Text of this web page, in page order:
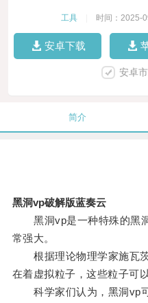
工具 时间：2025-
安卓下载
安卓
简介
黑洞vp破解版蓝奏云
黑洞vp是一种特殊的黑洞
常强大。
根据理论物理学家施瓦茨
在着虚拟粒子，这些粒子可
科学家们认为，黑洞vp可